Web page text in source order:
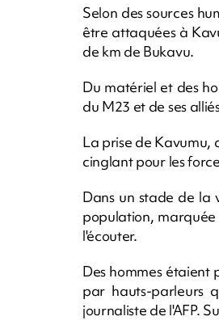
Selon des sources
être attaquées à
de km de Bukavu.
Du matériel et des
du M23 et de ses
La prise de
cinglant pour les
Dans un stade de la
population,
l'écouter.
Des hommes étaient
par hauts-parleurs
journaliste de l'AFP.